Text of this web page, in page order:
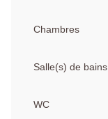
Chambres
Salle(s) de bains
WC